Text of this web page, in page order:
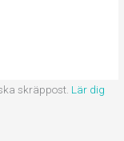
skräppost. Lär dig